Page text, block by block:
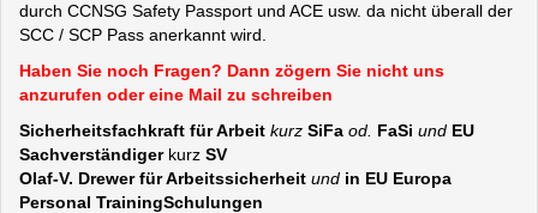
durch CCNSG Safety Passport und ACE usw. da nicht überall der
SCC / SCP Pass anerkannt wird.
Haben Sie noch Fragen? Dann zögern Sie nicht uns
anzurufen oder eine Mail zu schreiben
Sicherheitsfachkraft für Arbeit kurz SiFa od. FaSi und EU
Sachverständiger kurz SV
Olaf-V. Drewer für Arbeitssicherheit und in EU Europa
Personal TrainingSchulungen